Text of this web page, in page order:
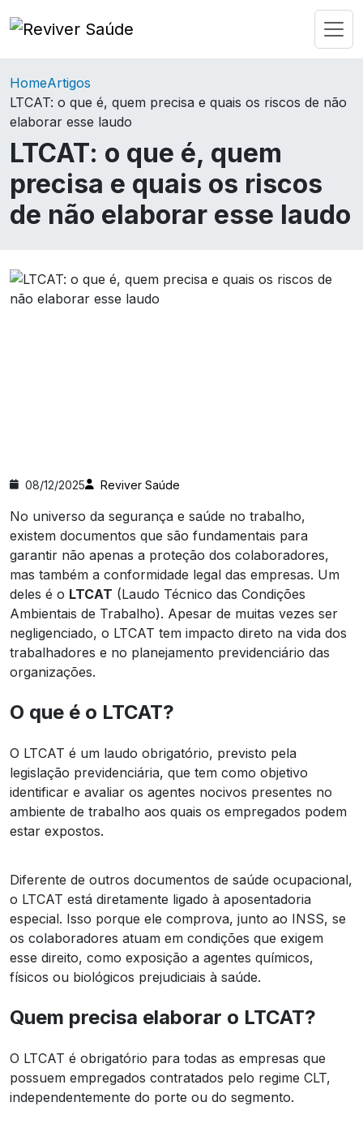
HomeArtigos
LTCAT: o que é, quem precisa e quais os riscos de não
elaborar esse laudo
LTCAT: o que é, quem
precisa e quais os riscos
de não elaborar esse laudo
08/12/2025 Reviver Saúde
No universo da segurança e saúde no trabalho,
existem documentos que são fundamentais para
garantir não apenas a proteção dos colaboradores,
mas também a conformidade legal das empresas. Um
deles é o LTCAT (Laudo Técnico das Condições
Ambientais de Trabalho). Apesar de muitas vezes ser
negligenciado, o LTCAT tem impacto direto na vida dos
trabalhadores e no planejamento previdenciário das
organizações.
O que é o LTCAT?
O LTCAT é um laudo obrigatório, previsto pela
legislação previdenciária, que tem como objetivo
identificar e avaliar os agentes nocivos presentes no
ambiente de trabalho aos quais os empregados podem
estar expostos.
Diferente de outros documentos de saúde ocupacional,
o LTCAT está diretamente ligado à aposentadoria
especial. Isso porque ele comprova, junto ao INSS, se
os colaboradores atuam em condições que exigem
esse direito, como exposição a agentes químicos,
físicos ou biológicos prejudiciais à saúde.
Quem precisa elaborar o LTCAT?
O LTCAT é obrigatório para todas as empresas que
possuem empregados contratados pelo regime CLT,
independentemente do porte ou do segmento.